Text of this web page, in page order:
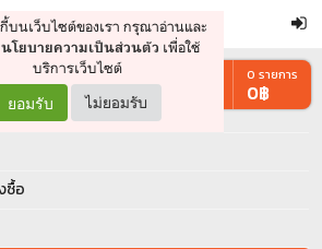
นินการต่อ
กี้บนเว็บไซต์ของเรา กรุณาอ่านและ
นโยบายความเป็นส่วนตัว เพื่อใช้
บริการเว็บไซต์
ยอมรับ ไม่ยอมรับ
ซื้อ
0 รายการ
0฿